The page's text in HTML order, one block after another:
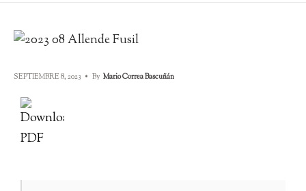
SEPTIEMBRE 8, 2023 • By Mario Correa Bascuñán